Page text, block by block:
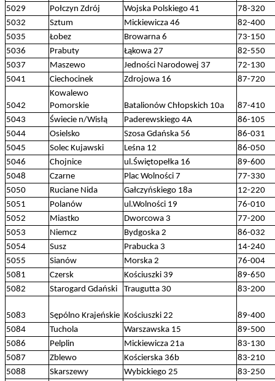
5029
Połczyn Zdrój Wojska Polskiego 41
78-320
5032
Sztum Mickiewicza 46
82-400
5035
Łobez Browarna 6
73-150
5036
Prabuty Łąkowa 27
82-550
5037
Maszewo Jedności Narodowej 37
72-130
5041
Ciechocinek Zdrojowa 16 87-720
5042
Kowalewo
Pomorskie
Batalionów Chłopskich 10a
87-410
5043
Świecie n/Wisłą Paderewskiego 4A
86-105
5044
Osielsko Szosa Gdańska 56
86-031
5045
Solec Kujawski Leśna 12
86-050
5046
Chojnice ul.Świętopełka 16
89-600
5048
Czarne Plac Wolności 7
77-330
5050
Ruciane Nida Gałczyńskiego 18a
12-220
5051
Polanów ul.Wolności 19
76-010
5052
Miastko Dworcowa 3
77-200
5053
Niemcz Bydgoska 2
86-032
5054
Susz Prabucka 3
14-240
5055
Sianów Morska 2
76-004
5081
Czersk Kościuszki 39
89-650
5082
Starogard Gdański Traugutta 30 83-200
5083 Sępólno Krajeńskie Kościuszki 22
89-400
5084
Tuchola Warszawska 15
89-500
5086
Pelplin Mickiewicza 21a
83-130
5087
Zblewo Kościerska 36b
83-210
5088
Skarszewy Wybickiego 25
83-250